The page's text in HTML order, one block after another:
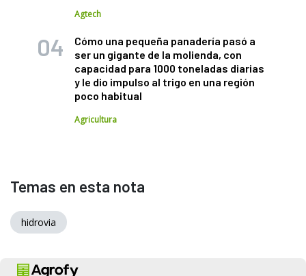
Agtech
Cómo una pequeña panadería pasó a
ser un gigante de la molienda, con
capacidad para 1000 toneladas diarias
y le dio impulso al trigo en una región
poco habitual
Agricultura
Temas en esta nota
hidrovia